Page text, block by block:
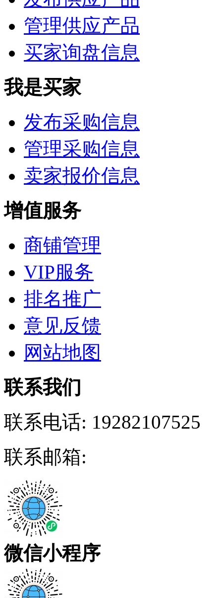
管理供应产品
买家询盘信息
我是买家
发布采购信息
管理采购信息
卖家报价信息
增值服务
商铺管理
VIP服务
排名推广
意见反馈
网站地图
联系我们
联系电话: 19282107525
联系邮箱:
微信小程序